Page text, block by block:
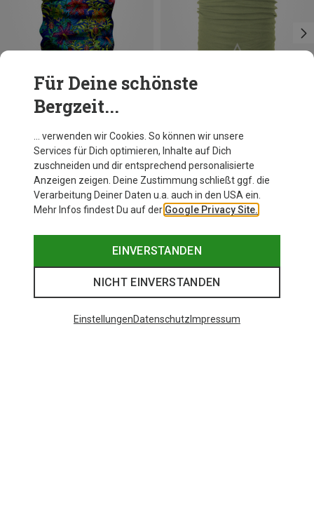
Du sparst 39%
Für Deine schönste
Bergzeit...
… verwenden wir Cookies. So können wir unsere
Services für Dich optimieren, Inhalte auf Dich
zuschneiden und dir entsprechend personalisierte
Anzeigen zeigen. Deine Zustimmung schließt ggf. die
Verarbeitung Deiner Daten u.a. auch in den USA ein.
Mehr Infos findest Du auf der Google Privacy Site.
EINVERSTANDEN
NICHT EINVERSTANDEN
EinstellungenDatenschutz Impressum